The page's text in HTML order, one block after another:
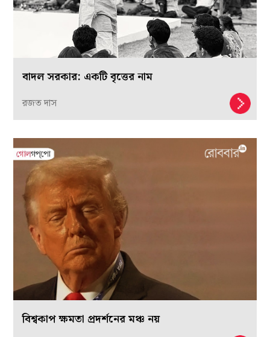
বাদল সরকার: একটি বৃত্তের নাম
রজত দাস
বিশ্বকাপ ক্ষমতা প্রদর্শনের মঞ্চ নয়